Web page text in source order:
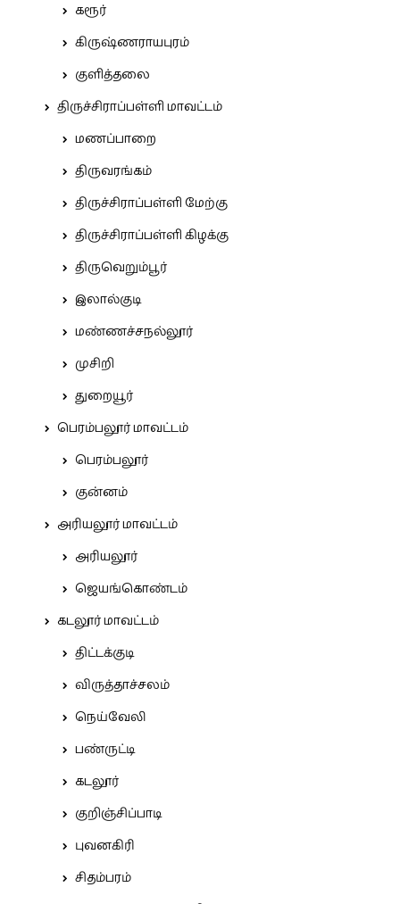
கரூர்
கிருஷ்ணராயபுரம்
குளித்தலை
திருச்சிராப்பள்ளி மாவட்டம்
மணப்பாறை
திருவரங்கம்
திருச்சிராப்பள்ளி மேற்கு
திருச்சிராப்பள்ளி கிழக்கு
திருவெறும்பூர்
இலால்குடி
மண்ணச்சநல்லூர்
முசிறி
துறையூர்
பெரம்பலூர் மாவட்டம்
பெரம்பலூர்
குன்னம்
அரியலூர் மாவட்டம்
அரியலூர்
ஜெயங்கொண்டம்
கடலூர் மாவட்டம்
திட்டக்குடி
விருத்தாச்சலம்
நெய்வேலி
பண்ருட்டி
கடலூர்
குறிஞ்சிப்பாடி
புவனகிரி
சிதம்பரம்